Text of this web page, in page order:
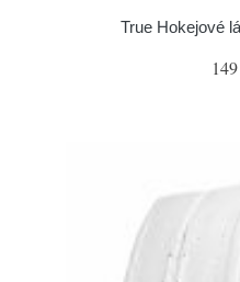
True Hokejové